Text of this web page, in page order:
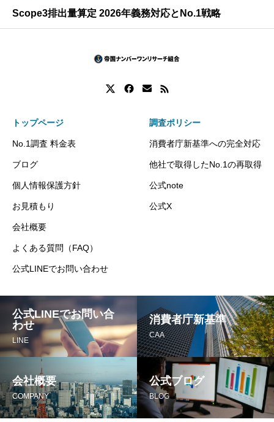
Scope3排出量算定 2026年義務対応とNo.1戦略
トップページ
No.1調査 料金表
ブログ
個人情報保護方針
お見積もり
会社概要
よくある質問（FAQ）
公式LINEでお問い合わせ
調査ポリシー
消費者庁新基準への完全対応
他社で取得したNo.1の再取得
公式note
公式X
公式LINEでお問い合
わせ
LINE
消費者庁新基準
CAA
会社概要
COMPANY
公式ブログ
BLOG